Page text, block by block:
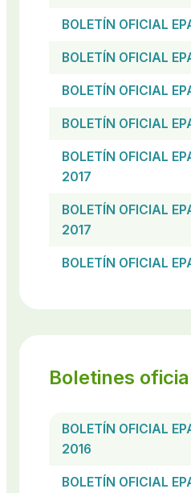
BOLETÍN OFICIAL
BOLETÍN OFICIAL
BOLETÍN OFICIAL
BOLETÍN OFICIAL
BOLETÍN OFICIAL
2017
BOLETÍN OFICIAL
2017
BOLETÍN OFICIAL
Boletines
BOLETÍN OFICIAL
2016
BOLETÍN OFICIAL